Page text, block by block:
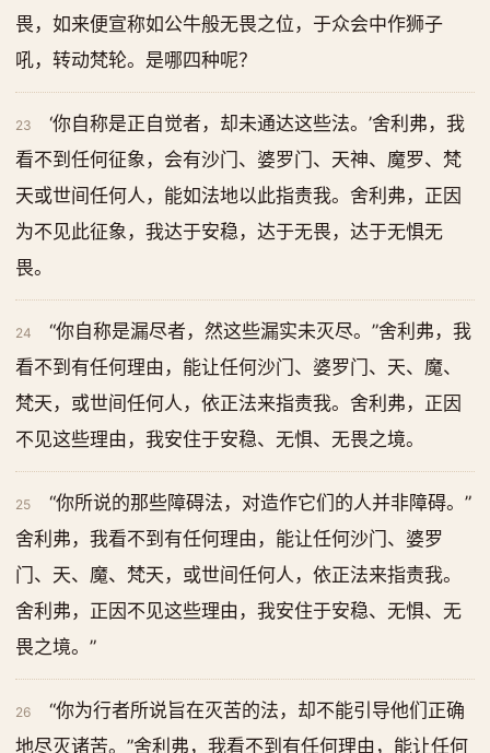
畏，如来便宣称如公牛般无畏之位，于众会中作狮子
吼，转动梵轮。是哪四种呢？
23
‘你自称是正自觉者，却未通达这些法。’舍利弗，我
看不到任何征象，会有沙门、婆罗门、天神、魔罗、梵
天或世间任何人，能如法地以此指责我。舍利弗，正因
为不见此征象，我达于安稳，达于无畏，达于无惧无
畏。
24
“你自称是漏尽者，然这些漏实未灭尽。”舍利弗，我
看不到有任何理由，能让任何沙门、婆罗门、天、魔、
梵天，或世间任何人，依正法来指责我。舍利弗，正因
不见这些理由，我安住于安稳、无惧、无畏之境。
25
“你所说的那些障碍法，对造作它们的人并非障碍。”
舍利弗，我看不到有任何理由，能让任何沙门、婆罗
门、天、魔、梵天，或世间任何人，依正法来指责我。
舍利弗，正因不见这些理由，我安住于安稳、无惧、无
畏之境。”
26
“你为行者所说旨在灭苦的法，却不能引导他们正确
地尽灭诸苦。”舍利弗，我看不到有任何理由，能让任何